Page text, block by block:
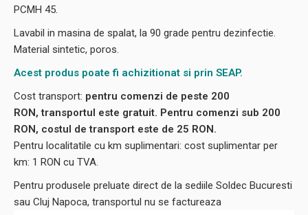
PCMH 45.
Lavabil in masina de spalat, la 90 grade pentru dezinfectie.
Material sintetic, poros.
Acest produs poate fi achizitionat si prin SEAP.
Cost transport: pentru comenzi de peste 200
RON, transportul este gratuit. Pentru comenzi sub 200
RON, costul de transport este de 25 RON.
Pentru localitatile cu km suplimentari: cost suplimentar per
km: 1 RON cu TVA.
Pentru produsele preluate direct de la sediile Soldec Bucuresti
sau Cluj Napoca, transportul nu se factureaza